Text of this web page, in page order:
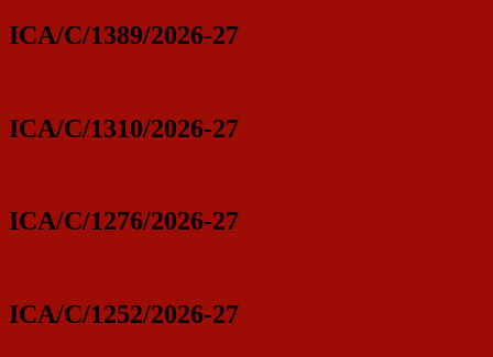
ICA/C/1389/2026-27
ICA/C/1310/2026-27
ICA/C/1276/2026-27
ICA/C/1252/2026-27